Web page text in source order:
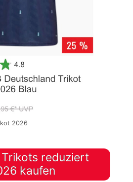
2026
Trikots reduziert
kaufen